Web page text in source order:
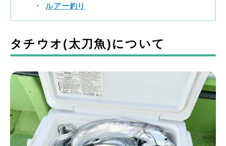
ルアー釣り
タチウオ(太刀魚)について